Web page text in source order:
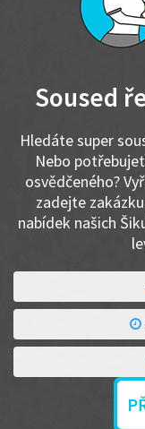
Soused
Hledáte super
Nebo
osvědčeného?
zadejte
nabídek našich